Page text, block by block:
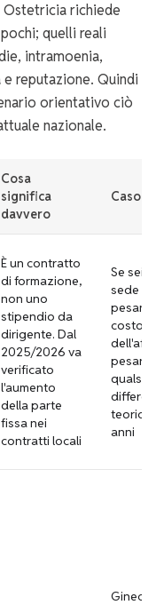
Ostetricia richiede
quelli reali
intramoenia,
reputazione. Quindi
orientativo ciò
nazionale.
Cosa
significa
davvero
Caso
È un contratto
di formazione,
non uno
stipendio da
dirigente. Dal
2025/2026 va
verificato
l'aumento
della parte
fissa nei
contratti locali
Se sei
sede e
costo
pesare
teorica
anni